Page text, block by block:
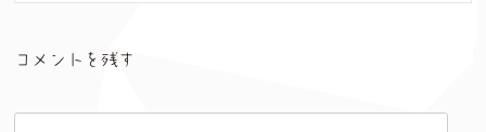
コメントを残す